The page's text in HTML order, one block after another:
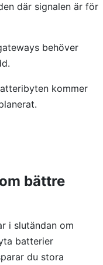
där signalen är för
behöver
kommer
bättre
i slutändan om
batterier
du stora